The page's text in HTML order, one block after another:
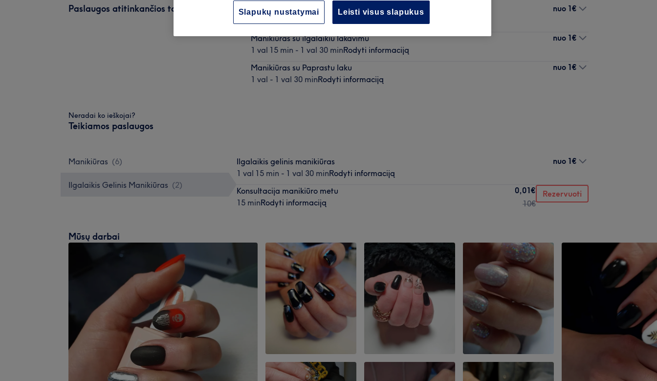
Paslaugos atitinkančios tavo paiešką
Ilgalaikis gelinis manikiūras
nuo 1€
Manikiūras su ilgalaikiu lakavimu
1 val 15 min - 1 val 30 minRodyti informaciją
nuo 1€
Manikiūras su Paprastu laku
1 val - 1 val 30 minRodyti informaciją
nuo 1€
Neradai ko ieškojai?
Teikiamos paslaugos
Manikiūras (6)
Ilgalaikis Gelinis Manikiūras (2)
Ilgalaikis gelinis manikiūras
1 val 15 min - 1 val 30 minRodyti informaciją
nuo 1€
Konsultacija manikiūro metu
15 minRodyti informaciją
0,01€
10€
Rezervuoti
Mūsų darbai
Leisti visus slapukus
Slapukų nustatymai